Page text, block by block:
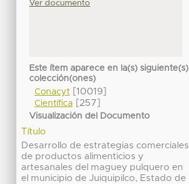
Ver documento
Este ítem aparece en la(s) siguiente(s)
colección(ones)
Conacyt[10019]
Científica[257]
Visualización del Documento
Título
Desarrollo de estrategias comerciales
de productos alimenticios y
artesanales del maguey pulquero en
el municipio de Juiquipilco, Estado de